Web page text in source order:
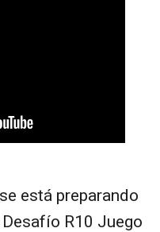
está preparando
R10 Juego